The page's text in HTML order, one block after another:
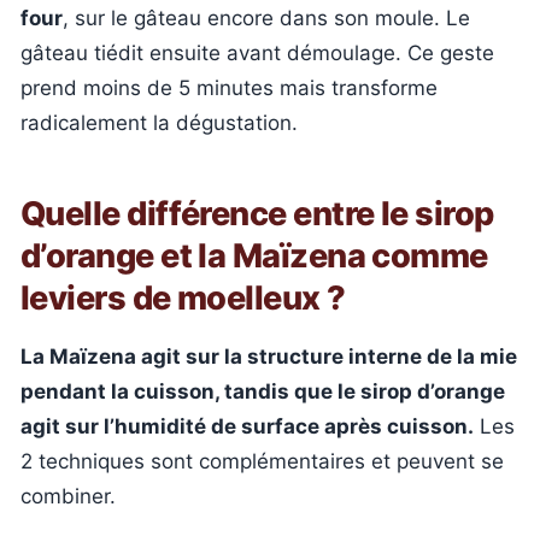
four, sur le gâteau encore dans son moule. Le
gâteau tiédit ensuite avant démoulage. Ce geste
prend moins de 5 minutes mais transforme
radicalement la dégustation.
Quelle différence entre le sirop
d’orange et la Maïzena comme
leviers de moelleux ?
La Maïzena agit sur la structure interne de la mie
pendant la cuisson, tandis que le sirop d’orange
agit sur l’humidité de surface après cuisson. Les
2 techniques sont complémentaires et peuvent se
combiner.